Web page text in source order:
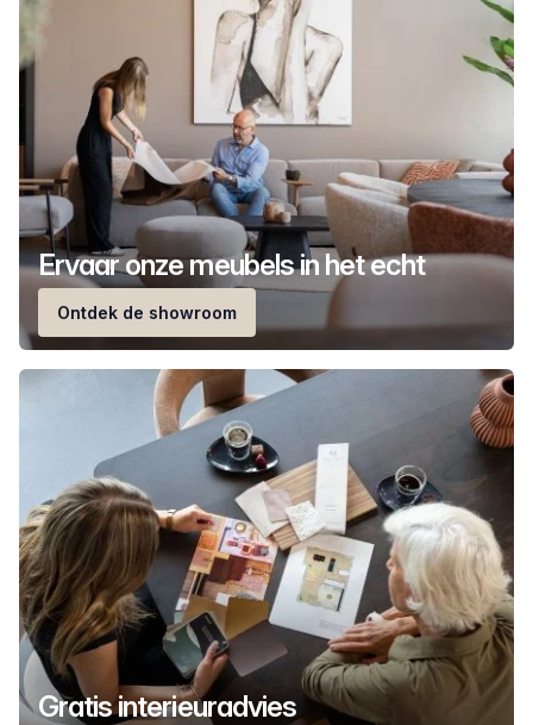
Ervaar onze meubels in het echt
Ontdek de showroom
Gratis interieuradvies